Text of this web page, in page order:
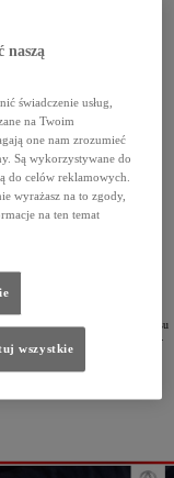
dokumencie do realizacji procesu
(Dz. Ustaw z 2018, poz.
(UE) 2016/679 z dnia 27 kwietnia
osobowych i w sprawie
(RODO)
naszą
świadczenie usług,
na Twoim
one nam zrozumieć
Są wykorzystywane do
do celów reklamowych.
wyrażasz na to zgody,
na ten temat
wszystkie